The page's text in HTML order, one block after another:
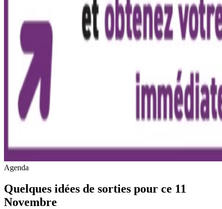
Agenda
Quelques idées de sorties pour ce 11
Novembre